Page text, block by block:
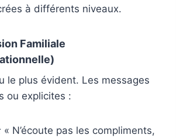
à différents niveaux.
Familiale
le plus évident. Les messages
ou explicites :
« N’écoute pas les compliments,